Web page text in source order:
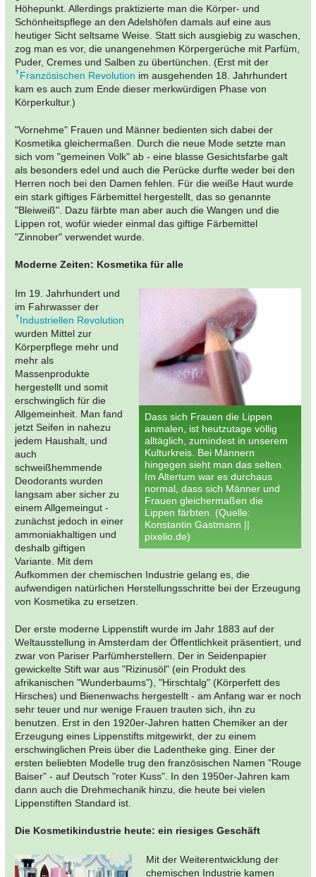
Höhepunkt. Allerdings praktizierte man die Körper- und
Schönheitspflege an den Adelshöfen damals auf eine aus
heutiger Sicht seltsame Weise. Statt sich ausgiebig zu waschen,
zog man es vor, die unangenehmen Körpergerüche mit Parfüm,
Puder, Cremes und Salben zu übertünchen. (Erst mit der
Französischen Revolution im ausgehenden 18. Jahrhundert
kam es auch zum Ende dieser merkwürdigen Phase von
Körperkultur.)
"Vornehme" Frauen und Männer bedienten sich dabei der
Kosmetika gleichermaßen. Durch die neue Mode setzte man
sich vom "gemeinen Volk" ab - eine blasse Gesichtsfarbe galt
als besonders edel und auch die Perücke durfte weder bei den
Herren noch bei den Damen fehlen. Für die weiße Haut wurde
ein stark giftiges Färbemittel hergestellt, das so genannte
"Bleiweiß". Dazu färbte man aber auch die Wangen und die
Lippen rot, wofür wieder einmal das giftige Färbemittel
"Zinnober" verwendet wurde.
Moderne Zeiten: Kosmetika für alle
Dass sich Frauen die Lippen
anmalen, ist heutzutage völlig
alltäglich, zumindest in unserem
Kulturkreis. Bei Männern
hingegen sieht man das selten.
Im Altertum war es durchaus
normal, dass sich Männer und
Frauen gleichermaßen die
Lippen färbten. (Quelle:
Konstantin Gastmann ||
pixelio.de)
Im 19. Jahrhundert und
im Fahrwasser der
Industriellen Revolution
wurden Mittel zur
Körperpflege mehr und
mehr als
Massenprodukte
hergestellt und somit
erschwinglich für die
Allgemeinheit. Man fand
jetzt Seifen in nahezu
jedem Haushalt, und
auch
schweißhemmende
Deodorants wurden
langsam aber sicher zu
einem Allgemeingut -
zunächst jedoch in einer
ammoniakhaltigen und
deshalb giftigen
Variante. Mit dem
Aufkommen der chemischen Industrie gelang es, die
aufwendigen natürlichen Herstellungsschritte bei der Erzeugung
von Kosmetika zu ersetzen.
Der erste moderne Lippenstift wurde im Jahr 1883 auf der
Weltausstellung in Amsterdam der Öffentlichkeit präsentiert, und
zwar von Pariser Parfümherstellern. Der in Seidenpapier
gewickelte Stift war aus "Rizinusöl" (ein Produkt des
afrikanischen "Wunderbaums"), "Hirschtalg" (Körperfett des
Hirsches) und Bienenwachs hergestellt - am Anfang war er noch
sehr teuer und nur wenige Frauen trauten sich, ihn zu
benutzen. Erst in den 1920er-Jahren hatten Chemiker an der
Erzeugung eines Lippenstifts mitgewirkt, der zu einem
erschwinglichen Preis über die Ladentheke ging. Einer der
ersten beliebten Modelle trug den französischen Namen "Rouge
Baiser" - auf Deutsch "roter Kuss". In den 1950er-Jahren kam
dann auch die Drehmechanik hinzu, die heute bei vielen
Lippenstiften Standard ist.
Die Kosmetikindustrie heute: ein riesiges Geschäft
Mit der Weiterentwicklung der
chemischen Industrie kamen